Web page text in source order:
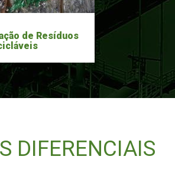
de Resíduos
DIFERENCIAIS